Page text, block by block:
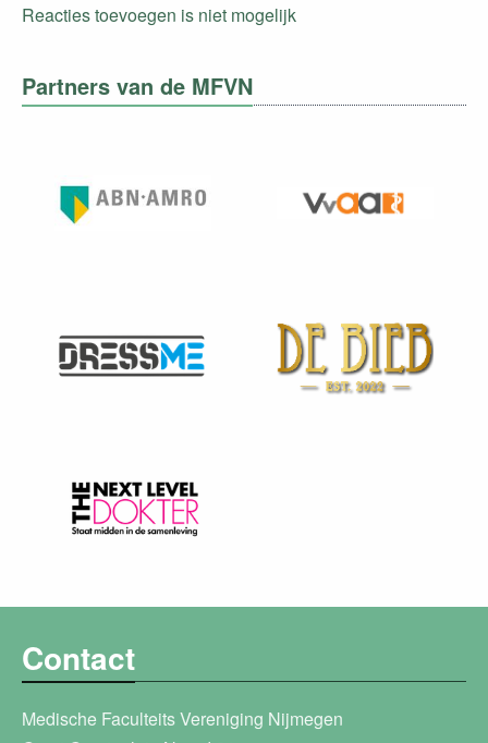
Reacties toevoegen is niet mogelijk
Partners van de MFVN
Contact
Medische Faculteits Vereniging Nijmegen